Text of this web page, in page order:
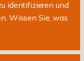
identifizieren und
Wissen Sie, was